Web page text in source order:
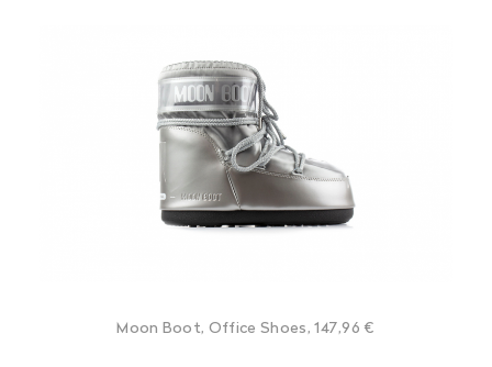
Moon Boot, Office Shoes, 147,96 €